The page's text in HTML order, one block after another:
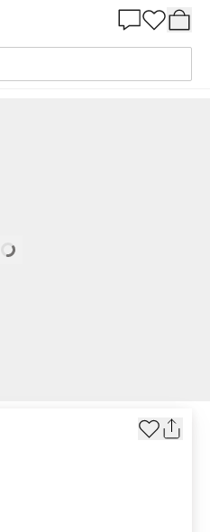
Beställ utifrån NCS 1005-G90Y
Loading…